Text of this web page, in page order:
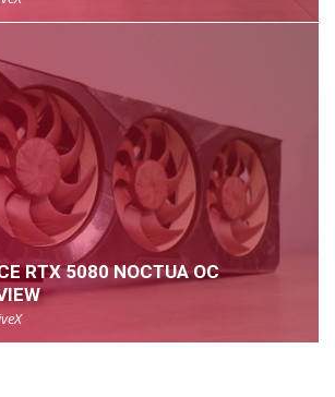
RTX 5080 NOCTUA OC